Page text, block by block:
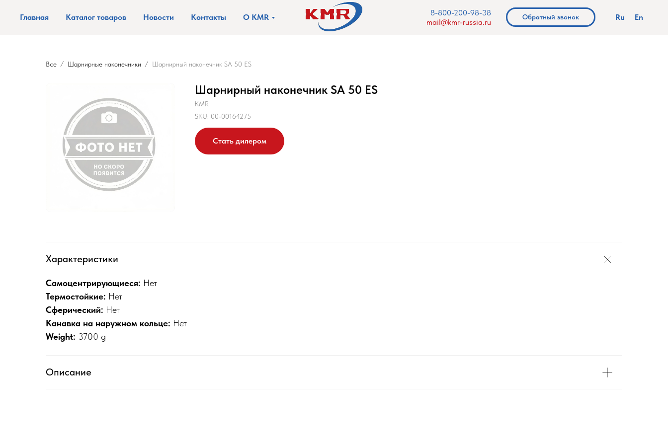
Главная Каталог товаров Новости Контакты О KMR
8-800-200-98-38
mail@kmr-russia.ru
Обратный звонок Ru En
Все Шарнирные наконечники Шарнирный наконечник SA 50 ES
Шарнирный наконечник SA 50 ES
KMR
SKU: 00-00164275
Стать дилером
Характеристики
Самоцентрирующиеся: Нет
Термостойкие: Нет
Сферический: Нет
Канавка на наружном кольце: Нет
Weight: 3700 g
Описание